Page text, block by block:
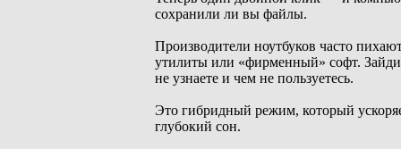
сохранили ли вы файлы.
Производители ноутбуков часто
утилиты или «фирменный» софт.
не узнаете и чем не пользуетесь.
Это гибридный режим, который
глубокий сон.